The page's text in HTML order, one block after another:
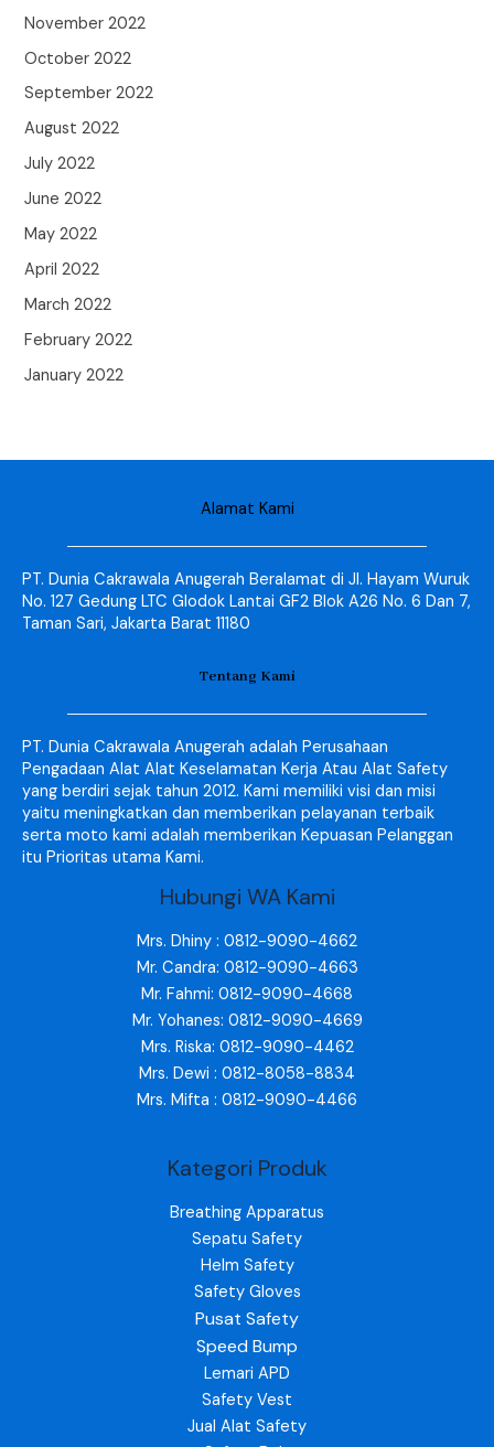
November 2022
October 2022
September 2022
August 2022
July 2022
June 2022
May 2022
April 2022
March 2022
February 2022
January 2022
Alamat Kami
PT. Dunia Cakrawala Anugerah Beralamat di Jl. Hayam Wuruk
No. 127 Gedung LTC Glodok Lantai GF2 Blok A26 No. 6 Dan 7,
Taman Sari, Jakarta Barat 11180
Tentang Kami
PT. Dunia Cakrawala Anugerah adalah Perusahaan
Pengadaan Alat Alat Keselamatan Kerja Atau Alat Safety
yang berdiri sejak tahun 2012. Kami memiliki visi dan misi
yaitu meningkatkan dan memberikan pelayanan terbaik
serta moto kami adalah memberikan Kepuasan Pelanggan
itu Prioritas utama Kami.
Hubungi WA Kami
Mrs. Dhiny : 0812-9090-4662
Mr. Candra: 0812-9090-4663
Mr. Fahmi: 0812-9090-4668
Mr. Yohanes: 0812-9090-4669
Mrs. Riska: 0812-9090-4462
Mrs. Dewi : 0812-8058-8834
Mrs. Mifta : 0812-9090-4466
Kategori Produk
Breathing Apparatus
Sepatu Safety
Helm Safety
Safety Gloves
Pusat Safety
Speed Bump
Lemari APD
Safety Vest
Jual Alat Safety